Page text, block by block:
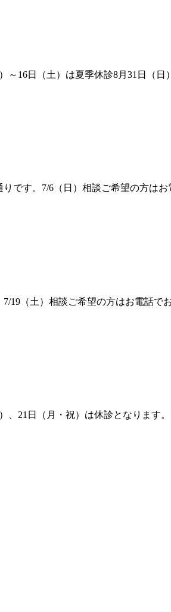
～16日（土）は夏季休診8月31日（
です。7/6（日）相談ご希望の方はお
19（土）相談ご希望の方はお電話で
、21日（月・祝）は休診となります